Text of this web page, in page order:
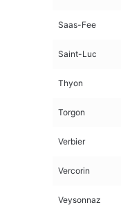
Saas-Fee
Saint-Luc
Thyon
Torgon
Verbier
Vercorin
Veysonnaz